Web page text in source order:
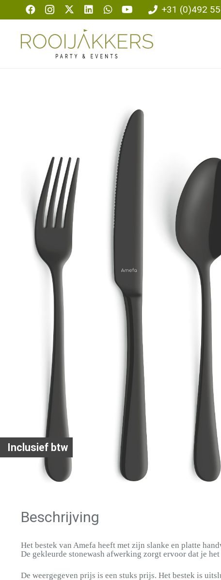
Inclusief btw
+31 (0)492
Beschrijving
Het bestek van Amefa heeft met zijn slanke en platte
De gekleurde stonewash afwerking zorgt ervoor dat je
De weergegeven prijs is een stuks prijs. Het bestek is